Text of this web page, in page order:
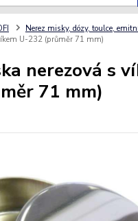
Nerez misky, dózy, toulce,
U-232 (průměr 71 mm)
nerezová s
71 mm)